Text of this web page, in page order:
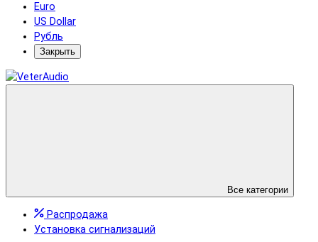
Euro
US Dollar
Рубль
Закрыть
Все категории
Распродажа
Установка сигнализаций